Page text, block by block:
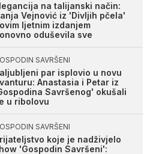
na talijanski način:
Vejnović iz 'Divljih pčela'
ljetnim izdanjem
oduševila sve
SAVRŠENI
par isplovio u novu
Anastasia i Petar iz
Savršenog' okušali
u ribolovu
SAVRŠENI
koje je nadživjelo
'Gospodin Savršeni':